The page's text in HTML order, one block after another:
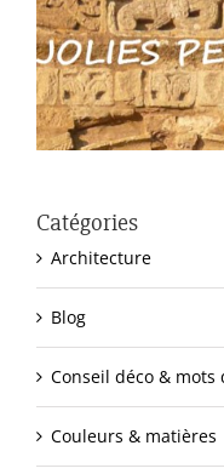
Catégories
Architecture
Blog
Conseil déco & mots
Couleurs & matières